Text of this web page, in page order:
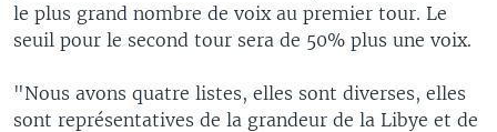
le plus grand nombre de voix au premier tour. Le
seuil pour le second tour sera de 50% plus une voix.
"Nous avons quatre listes, elles sont diverses, elles
sont représentatives de la grandeur de la Libye et de